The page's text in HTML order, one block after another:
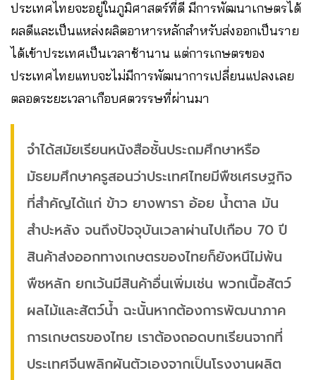
ประเทศไทยจะอยู่ในภูมิศาสตร์ที่ดี มีการพัฒนาเกษตรได้
ผลดีและเป็นแหล่งผลิตอาหารหลักสำหรับส่งออกเป็นราย
ได้เข้าประเทศเป็นเวลาช้านาน แต่การเกษตรของ
ประเทศไทยแทบจะไม่มีการพัฒนาการเปลี่ยนแปลงเลย
ตลอดระยะเวลาเกือบศตวรรษที่ผ่านมา
จำได้สมัยเรียนหนังสือชั้นประถมศึกษาหรือ
มัธยมศึกษาครูสอนว่าประเทศไทยมีพืชเศรษฐกิจ
ที่สำคัญได้แก่ ข้าว ยางพารา อ้อย น้ำตาล มัน
สำปะหลัง จนถึงปัจจุบันเวลาผ่านไปเกือบ 70 ปี
สินค้าส่งออกทางเกษตรของไทยก็ยังหนึไม่พ้น
พืชหลัก ยกเว้นมีสินค้าอื่นเพิ่มเช่น พวกเนื้อสัตว์
ผลไม้และสัตว์น้ำ ฉะนั้นหากต้องการพัฒนาภาค
การเกษตรของไทย เราต้องถอดบทเรียนจากที่
ประเทศจีนพลิกผันตัวเองจากเป็นโรงงานผลิต